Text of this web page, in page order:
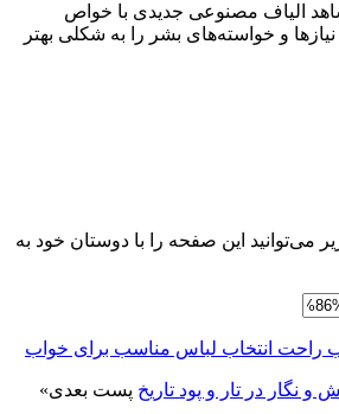
شاهد الیاف مصنوعی جدیدی با خواص
و خواسته‌های بشر را به شکلی بهتر
می‌توانید این صفحه را با دوستان خود به
راحت انتخاب لباس مناسب برای خواب
در تار و پود تاریخ پست بعدی»